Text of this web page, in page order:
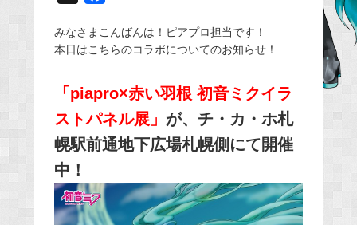
c
e
o
o
k
みなさまこんばんは！ピアプロ担当です！
本日はこちらのコラボについてのお知らせ！
「piapro×赤い羽根 初音ミクイラ
ストパネル展」 が、チ・カ・ホ札
幌駅前通地下広場札幌側にて開催
中！